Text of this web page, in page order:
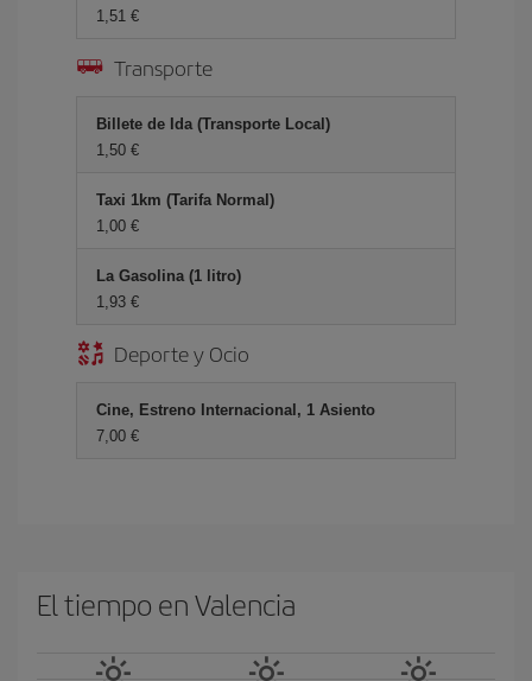
1,51
Transporte
Billete de Ida (Transporte Local)
1,50
Taxi 1km (Tarifa Normal)
1,00
La Gasolina (1 litro)
1,93
Deporte y Ocio
Cine, Estreno Internacional, 1 Asiento
7,00
El tiempo en Valencia